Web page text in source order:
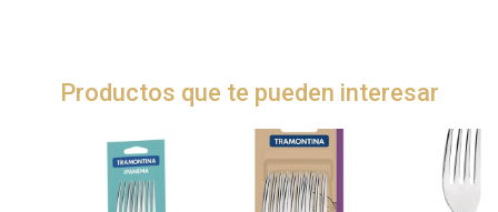
Productos que te pueden interesar